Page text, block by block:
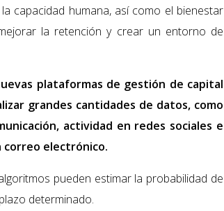
capacidad humana, así como el bienestar
la retención y crear un entorno de
plataformas de gestión de capital
grandes cantidades de datos, como
actividad en redes sociales e
correo electrónico.
pueden estimar la probabilidad de
determinado.